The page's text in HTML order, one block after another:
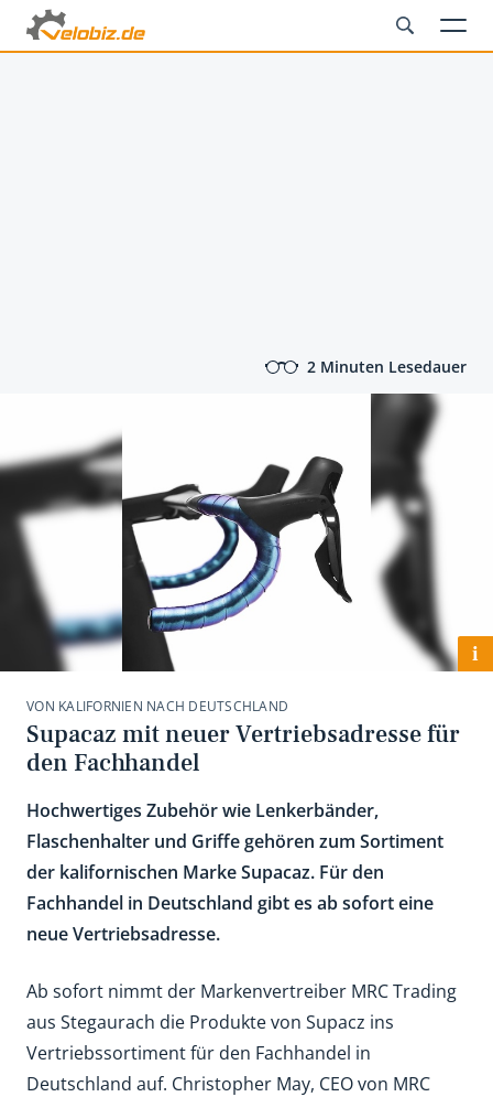
2 Minuten Lesedauer
i
VON KALIFORNIEN NACH DEUTSCHLAND
Supacaz mit neuer Vertriebsadresse für
den Fachhandel
Hochwertiges Zubehör wie Lenkerbänder,
Flaschenhalter und Griffe gehören zum Sortiment
der kalifornischen Marke Supacaz. Für den
Fachhandel in Deutschland gibt es ab sofort eine
neue Vertriebsadresse.
Ab sofort nimmt der Markenvertreiber MRC Trading
aus Stegaurach die Produkte von Supacz ins
Vertriebssortiment für den Fachhandel in
Deutschland auf. Christopher May, CEO von MRC